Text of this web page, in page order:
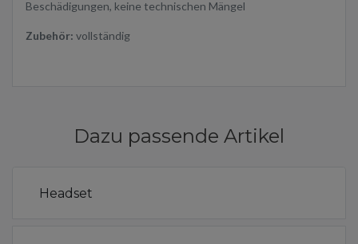
Beschädigungen, keine technischen Mängel
Zubehör: vollständig
Dazu passende Artikel
Headset